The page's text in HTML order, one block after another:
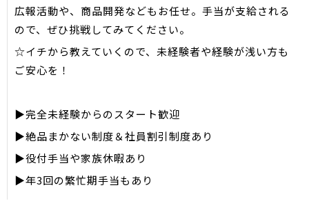
広報活動や、商品開発などもお任せ。手当が支給される
ので、ぜひ挑戦してみてください。
☆イチから教えていくので、未経験者や経験が浅い方も
ご安心を！
▶完全未経験からのスタート歓迎
▶絶品まかない制度＆社員割引制度あり
▶役付手当や家族休暇あり
▶年3回の繁忙期手当もあり